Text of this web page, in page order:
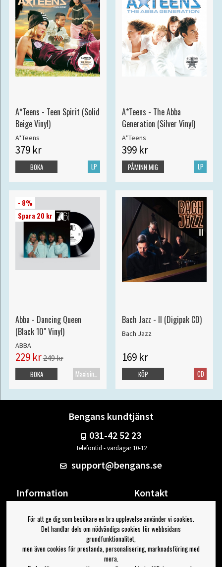
A*Teens - Teen Spirit (Solid
Beige Vinyl)
A*Teens
379 kr
LP
BOKA
A*Teens - The Abba
Generation (Silver Vinyl)
A*Teens
399 kr
LP
PÅMINN MIG
- 8%
Spara 20 kr
Abba - Dancing Queen
(Black 10" Vinyl)
ABBA
229 kr249 kr
Maxisingel
BOKA
Bach Jazz - II (Digipak CD)
Bach Jazz
169 kr
CD
KÖP
Bengans kundtjänst
031-42 52 23
Telefontid - vardagar 10-12
support@bengans.se
Information
Om Bengans
FAQ / Köp- & Leveransvillkor
Kontakt
Din sida
Logga ut
Jag vill ha tips från Bengans
För att ge dig som besökare en bra upplevelse använder vi cookies.
Det handlar dels om nödvändiga cookies för webbsidans
grundfunktionalitet,
men även cookies för prestanda, personalisering, marknadsföring med
mera.